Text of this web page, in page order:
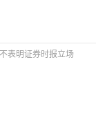
表明证券时报立场